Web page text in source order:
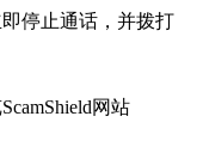
停止通话，并拨打
网站